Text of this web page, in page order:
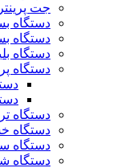
جت پرینتر
دستگاه
دستگاه
دستگاه
دستگاه
دستگاه
دستگاه
دستگاه
دستگاه